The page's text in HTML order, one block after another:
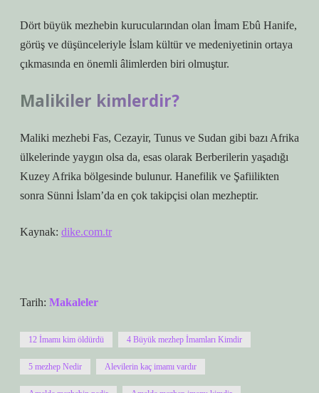
Dört büyük mezhebin kurucularından olan İmam Ebû Hanife,
görüş ve düşünceleriyle İslam kültür ve medeniyetinin ortaya
çıkmasında en önemli âlimlerden biri olmuştur.
Malikiler kimlerdir?
Maliki mezhebi Fas, Cezayir, Tunus ve Sudan gibi bazı Afrika
ülkelerinde yaygın olsa da, esas olarak Berberilerin yaşadığı
Kuzey Afrika bölgesinde bulunur. Hanefilik ve Şafiilikten
sonra Sünni İslam’da en çok takipçisi olan mezheptir.
Kaynak: dike.com.tr
Tarih: Makaleler
12 İmamı kim öldürdü 4 Büyük mezhep İmamları Kimdir
5 mezhep Nedir Alevilerin kaç imamı vardır